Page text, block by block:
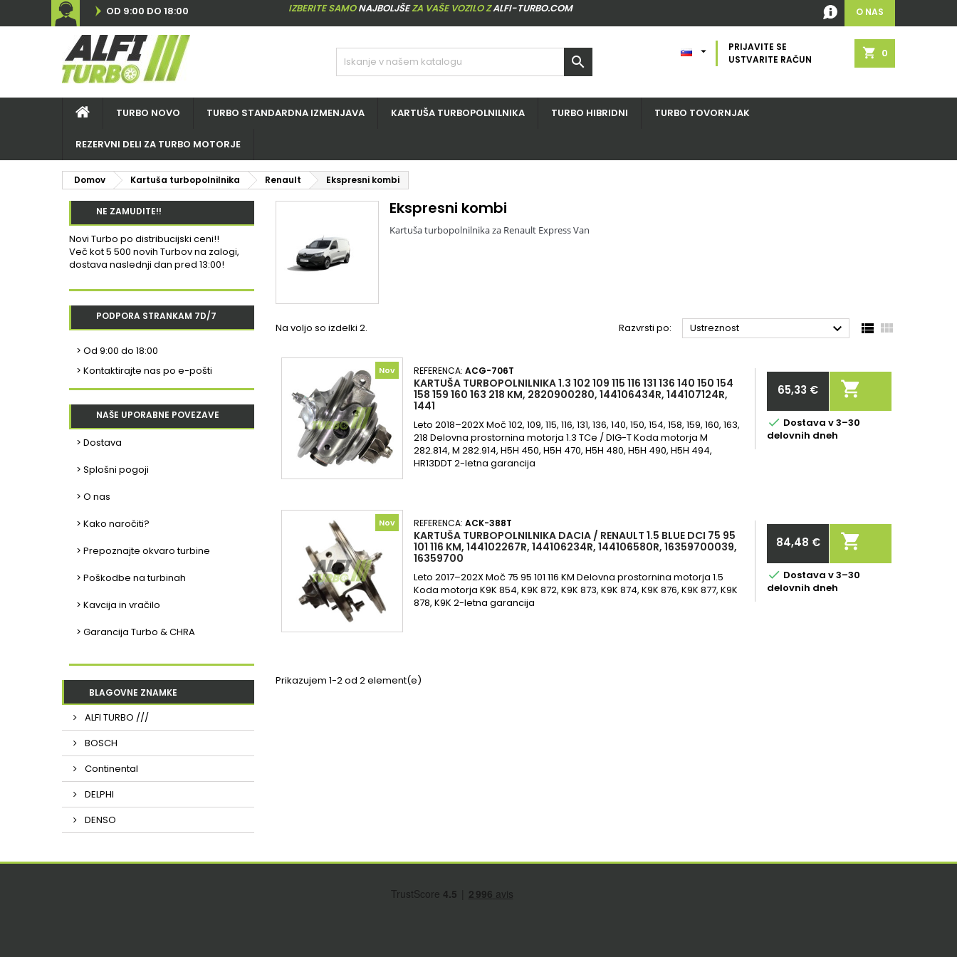
OD 9:00 DO 18:00 IZBERITE SAMONAJBOLJŠEZA VAŠE VOZILO ZALFI-TURBO.COM O NAS
shopping_cart 0
PRIJAVITE SE
USTVARITE RAČUN


TURBO NOVO TURBO STANDARDNA IZMENJAVA KARTUŠA TURBOPOLNILNIKA TURBO HIBRIDNI TURBO TOVORNJAK
REZERVNI DELI ZA TURBO MOTORJE
Domov Kartuša turbopolnilnika Renault Ekspresni kombi
NE ZAMUDITE!!
Novi Turbo po distribucijski ceni!!
Več kot 5 500 novih Turbov na zalogi,
dostava naslednji dan pred 13:00!
PODPORA STRANKAM 7D/7
> Od 9:00 do 18:00
> Kontaktirajte nas po e-pošti
NAŠE UPORABNE POVEZAVE
> Dostava
> Splošni pogoji
> O nas
> Kako naročiti?
> Prepoznajte okvaro turbine
> Poškodbe na turbinah
> Kavcija in vračilo
> Garancija Turbo & CHRA
BLAGOVNE ZNAMKE
ALFI TURBO ///
BOSCH
Continental
DELPHI
DENSO
Ekspresni kombi
Kartuša turbopolnilnika za Renault Express Van
Na voljo so izdelki 2. Razvrsti po: Ustreznost   
Nov REFERENCA:ACG-706T
KARTUŠA TURBOPOLNILNIKA 1.3 102 109 115 116 131 136 140 150 154
158 159 160 163 218 KM, 2820900280, 144106434R, 144107124R,
1441
Leto 2018–202X Moč 102, 109, 115, 116, 131, 136, 140, 150, 154, 158, 159, 160, 163,
218 Delovna prostornina motorja 1.3 TCe / DIG-T Koda motorja M
282.814, M 282.914, H5H 450, H5H 470, H5H 480, H5H 490, H5H 494,
HR13DDT 2-letna garancija
Cena
65,33 € 
 Dostava v 3–30
delovnih dneh
Nov REFERENCA:ACK-388T
KARTUŠA TURBOPOLNILNIKA DACIA / RENAULT 1.5 BLUE DCI 75 95
101 116 KM, 144102267R, 144106234R, 144106580R, 16359700039,
16359700
Leto 2017–202X Moč 75 95 101 116 KM Delovna prostornina motorja 1.5
Koda motorja K9K 854, K9K 872, K9K 873, K9K 874, K9K 876, K9K 877, K9K
878, K9K 2-letna garancija
Cena
84,48 € 
 Dostava v 3–30
delovnih dneh
Prikazujem 1-2 od 2 element(e)